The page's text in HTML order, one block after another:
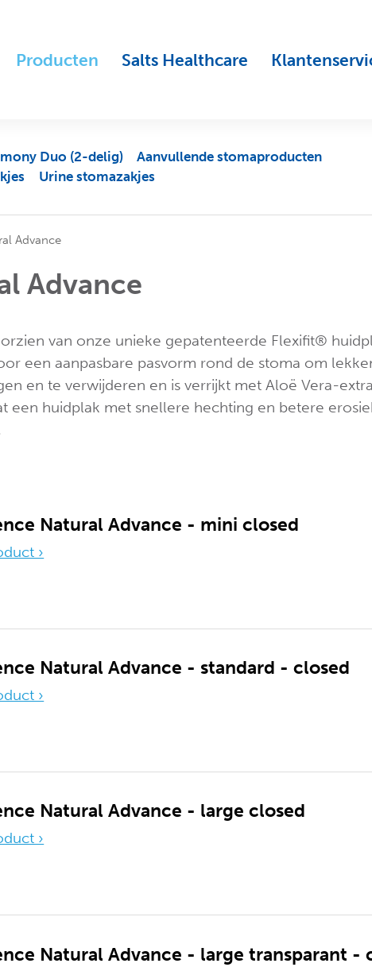
Producten Salts Healthcare
Duo (2-delig)
Aanvullende stomaproducten
Urine stomazakjes
Advance
Advance
van onze unieke gepatenteerde Flexifit®
een aanpasbare pasvorm rond de stoma om
en te verwijderen en is verrijkt met Aloë Vera-
een huidplak met snellere hechting en betere
Natural Advance - mini closed
›
Natural Advance - standard - closed
›
Natural Advance - large closed
›
Natural Advance - large transparant -